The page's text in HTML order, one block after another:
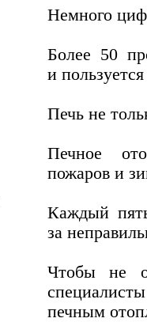
Немного
Более 50
и
Печь не
Печное
пожаров и
Каждый
за
Чтобы не
печным